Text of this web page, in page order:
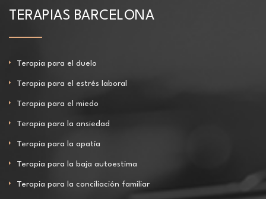
TERAPIAS BARCELONA
Terapia para el duelo
Terapia para el estrés laboral
Terapia para el miedo
Terapia para la ansiedad
Terapia para la apatía
Terapia para la baja autoestima
Terapia para la conciliación familiar